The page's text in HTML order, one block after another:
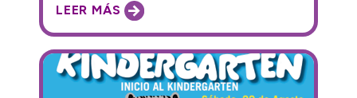
LEER MÁS